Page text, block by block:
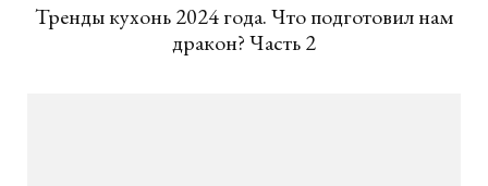
Тренды кухонь 2024 года. Что подготовил нам
дракон? Часть 2